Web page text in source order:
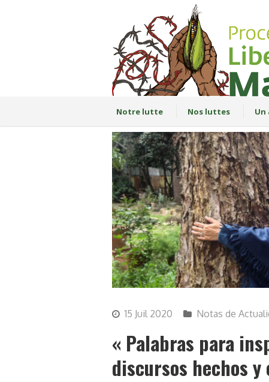
Notre lutte Nos luttes Un
15 Juil 2020 Notas de
« Palabras para
discursos hechos